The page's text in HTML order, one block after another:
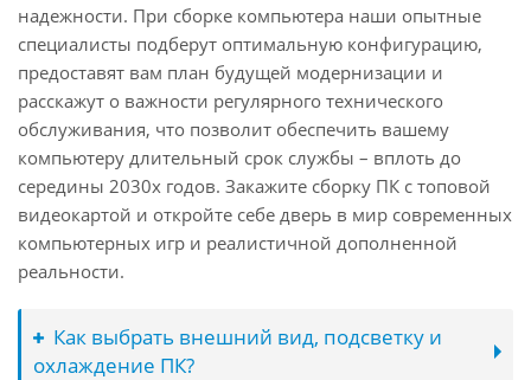
надежности. При сборке компьютера наши опытные
специалисты подберут оптимальную конфигурацию,
предоставят вам план будущей модернизации и
расскажут о важности регулярного технического
обслуживания, что позволит обеспечить вашему
компьютеру длительный срок службы – вплоть до
середины 2030х годов. Закажите сборку ПК с топовой
видеокартой и откройте себе дверь в мир современных
компьютерных игр и реалистичной дополненной
реальности.
Как выбрать внешний вид, подсветку и
охлаждение ПК?